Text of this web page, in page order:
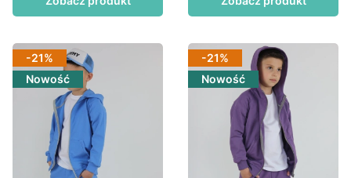
-21%
Nowość
-21%
Nowość